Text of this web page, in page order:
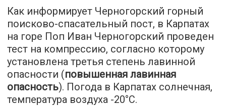
Как информирует Черногорский горный
поисково-спасательный пост, в Карпатах
на горе Поп Иван Черногорский проведен
тест на компрессию, согласно которому
установлена третья степень лавинной
опасности (повышенная лавинная
опасность). Погода в Карпатах солнечная,
температура воздуха -20°С.